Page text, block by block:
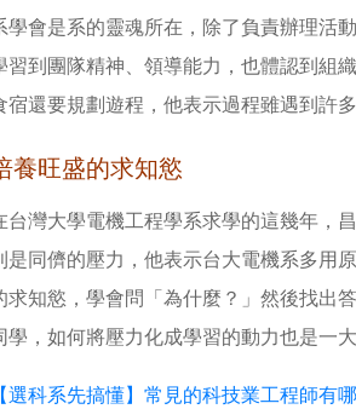
學會是系的靈魂所在，除了負責辦理活
習到團隊精神、領導能力，也體認到組
宿還要規劃遊程，他表示過程雖遇到許
養旺盛的求知慾
台灣大學電機工程學系求學的這幾年，
是同儕的壓力，他表示台大電機系多用
求知慾，學會問「為什麼？」然後找出
學，如何將壓力化成學習的動力也是一大
【選科系先搞懂】常見的科技業工程師有